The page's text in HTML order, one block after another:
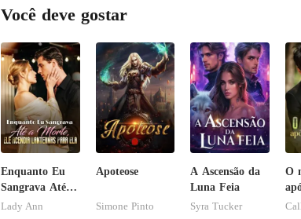
Você deve gostar
Enquanto Eu
Sangrava Até a
Morte, Ele
Lady Ann
Apoteose
Simone Pinto
A Ascensão da
Luna Feia
Syra Tucker
O